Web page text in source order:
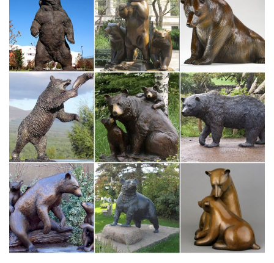
Собаки <- Животные <- Статуэтки <- Сувениры – Каталог |
Monlivre
Вы решили купить статуэтку(фигурку собаки?Скорее всего
являетесь счастливым хозяином собаки или решили сделать
подарок.Не важно,кто живет в вашем доме:миниатюрный йорк
или белоснежная вести,мопс или благородная овчарка.Все
они наши.
Статуэтки собак – купить в интернет-магазине Dommio
Пароль должен быть не менее 6 символов длиной. *Поля,
обязательные для заполнения.То есть, купить статуэтки собак
можно по разным поводам, главное, что сделать это теперь
можно быстро и удобно в интернет магазине dommio.
Фарфоровая статуэтка Собаки в России. Сравнить цены,
купить…
Статуэтка фарфоровая собаки "Марсель". Купить. +7 показать
номер. ООО "Юнивест".В наличии. Фарфоровая статуэтка
"Собаки в машине". Купить. +7 показать номер.